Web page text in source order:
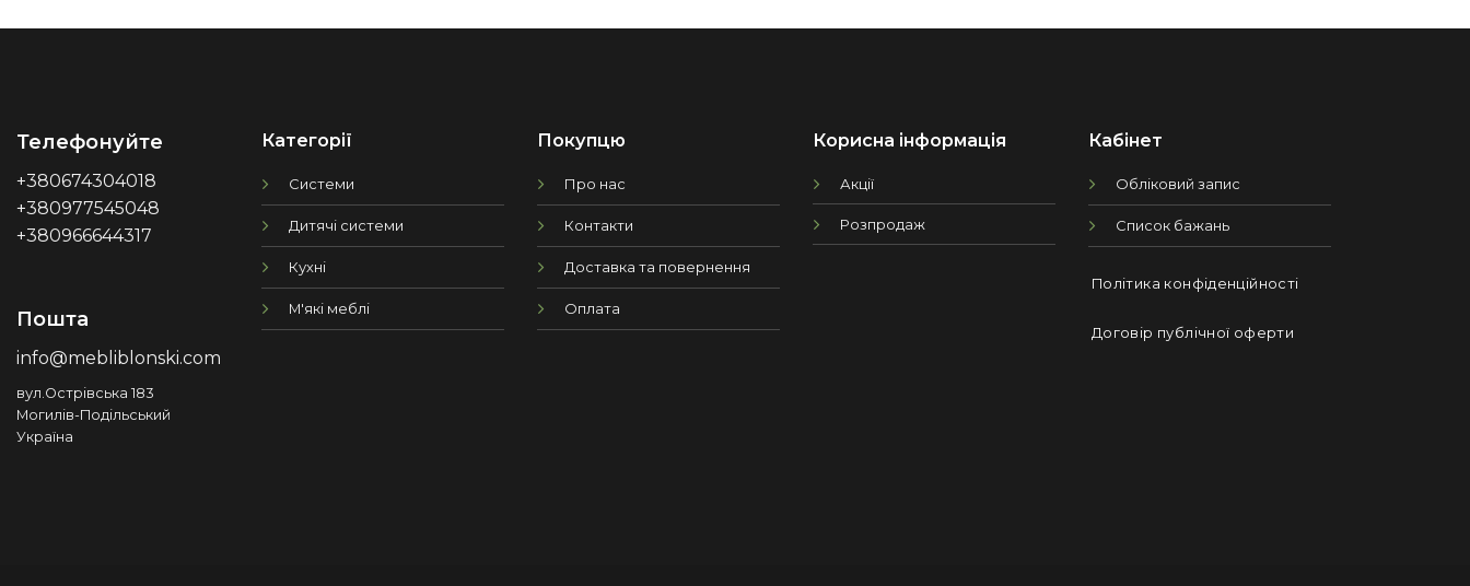
Телефонуйте
+380674304018
+380977545048
+380966644317
Пошта
info@mebliblonski.com
вул.Острівська 183
Могилів-Подільський
Україна
Категорії
Системи
Дитячі системи
Кухні
М'які меблі
Покупцю
Про нас
Контакти
Доставка та повернення
Оплата
Корисна інформація
Акції
Розпродаж
Кабінет
Обліковий запис
Список бажань
Політика конфіденційності
Договір публічної оферти